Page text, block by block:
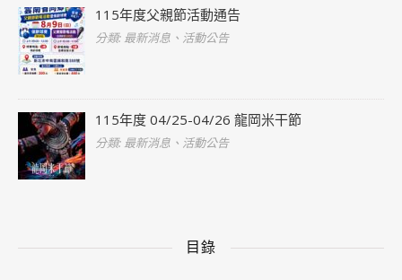
115年度父親節活動通告
分類: 最新消息、活動公告
115年度 04/25-04/26 龍岡米干節
分類: 最新消息、活動公告
目錄